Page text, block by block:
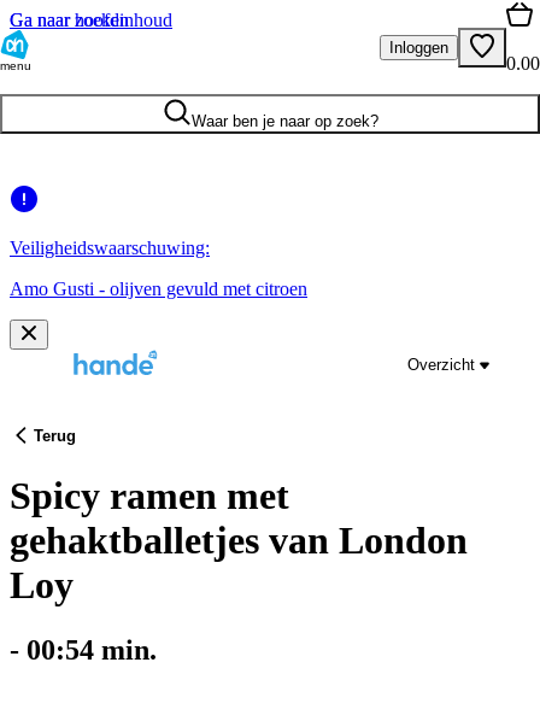
Ga naar hoofdinhoud
Ga naar zoeken
menu
Inloggen
0.00
Waar ben je naar op zoek?
Veiligheidswaarschuwing:
Amo Gusti - olijven gevuld met citroen
Overzicht
Terug
Spicy ramen met
gehaktballetjes van London
Loy
- 00:54 min.